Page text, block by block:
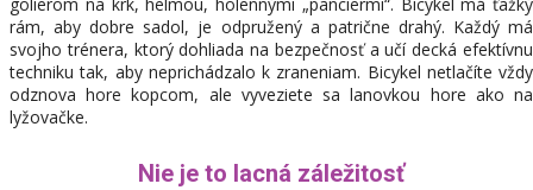
rám, aby dobre sadol, je odpružený a patrične drahý. Každý má
svojho trénera, ktorý dohliada na bezpečnosť a učí decká efektívnu
techniku tak, aby neprichádzalo k zraneniam. Bicykel netlačíte vždy
odznova hore kopcom, ale vyveziete sa lanovkou hore ako na
lyžovačke.
Nie je to lacná záležitosť